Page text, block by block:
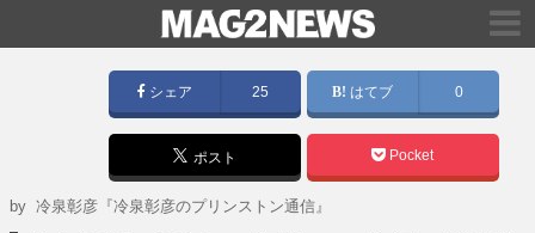
シェア 25 はてブ 0
ポスト Pocket
by冷泉彰彦『冷泉彰彦のプリンストン通信』